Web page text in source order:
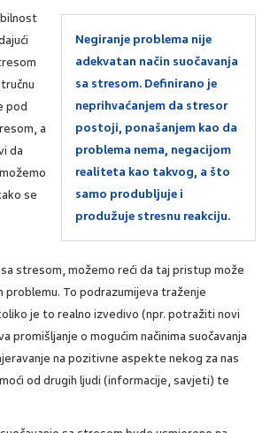
Negiranje problema nije
adekvatan način suočavanja
sa stresom. Definirano je
neprihvaćanjem da stresor
postoji, ponašanjem kao da
problema nema, negacijom
realiteta kao takvog, a što
samo produbljuje i
produžuje stresnu reakciju.
pod
a
da
se
stresom, možemo reći da taj pristup može
problemu. To podrazumijeva traženje
je to realno izvedivo (npr. potražiti novi
promišljanje o mogućim načinima suočavanja
na pozitivne aspekte nekog za nas
od drugih ljudi (informacije, savjeti) te